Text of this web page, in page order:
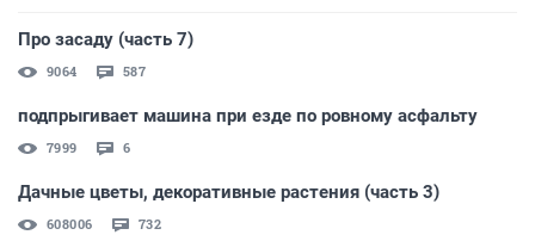
Про засаду (часть 7)
9064 587
подпрыгивает машина при езде по ровному асфальту
7999 6
Дачные цветы, декоративные растения (часть 3)
608006 732